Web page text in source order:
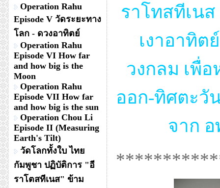
Operation Rahu
Episode V วัดระยะทาง
โลก - ดวงอาทิตย์
Operation Rahu
Episode VI How far
and how big is the
Moon
Operation Rahu
Episode VII How far
and how big is the sun
Operation Chou Li
Episode II (Measuring
Earth's Tilt)
วัดโลกทั้งใบ ไทย
กัมพูชา ปฏิบัติการ "อี
ราโตสทีเนส" ข้าม
ราโทสทีเน
เงาอาทิต
วงกลม เพื่
ออก-ทิศตะวั
จาก